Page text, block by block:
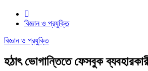
বিজ্ঞান ও প্রযুক্তি
বিজ্ঞান ও প্রযুক্তি
হঠাৎ ভোগান্তিতে ফেসবুক